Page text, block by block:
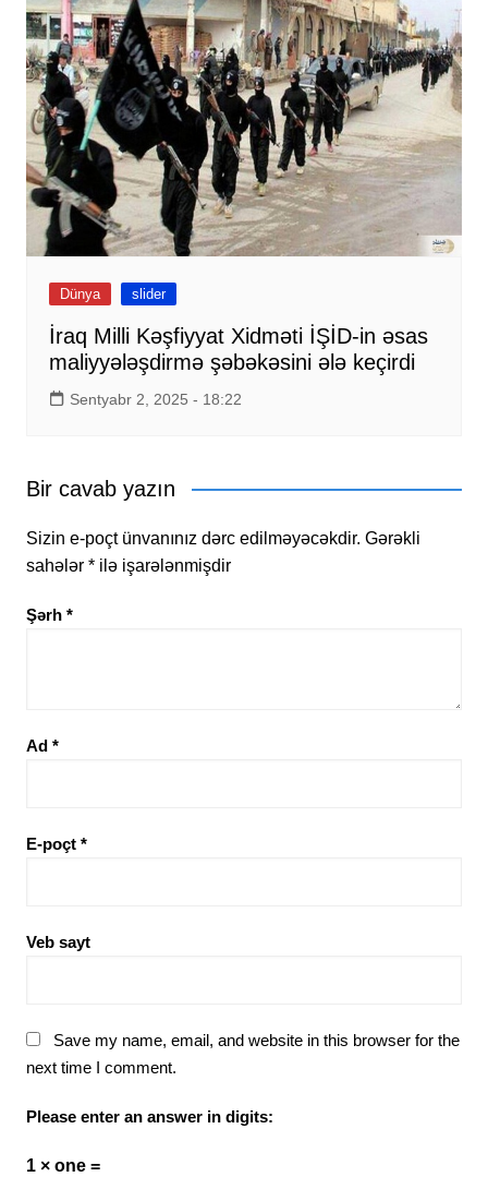
Dünya slider
İraq Milli Kəşfiyyat Xidməti İŞİD-in əsas
maliyyələşdirmə şəbəkəsini ələ keçirdi
Sentyabr 2, 2025 - 18:22
Bir cavab yazın
Sizin e-poçt ünvanınız dərc edilməyəcəkdir. Gərəkli
sahələr *ilə işarələnmişdir
Şərh *
Ad *
E-poçt *
Veb sayt
Save my name, email, and website in this browser for the
next time I comment.
Please enter an answer in digits:
1 × one =